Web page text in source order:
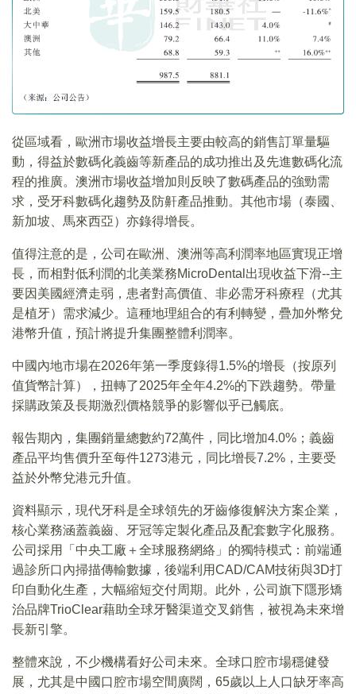
從區域看，歐洲市場收益增長主要由較高的銷售訂單量驅
動，得益於數碼化義齒等新產品的成功推出及先進數碼化流
程的推廣。澳洲市場收益增加則反映了數碼產品的強勁需
求，受牙科數碼化趨勢及防鼾產品推動。其他市場（泰國、
新加坡、馬來西亞）亦錄得增長。
值得注意的是，公司在歐洲、澳洲等高利潤率地區實現正增
長，而相對低利潤的北美業務MicroDental出現收益下滑--主
要因美國經濟走弱，患者對高價值、非必需牙科療程（尤其
是植牙）需求減少。這種地理組合的有利轉變，疊加外幣兌
港幣升值，預計將提升集團整體利潤率。
中國內地市場在2026年第一季度錄得1.5%的增長（按原列
值貨幣計算），扭轉了2025年全年4.2%的下跌趨勢。帶量
採購政策及長期激烈價格競爭的影響似乎已觸底。
報告期內，集團銷量總數約72萬件，同比增加4.0%；義齒
產品平均售價升至每件1273港元，同比增長7.2%，主要受
益於外幣兌港元升值。
資料顯示，現代牙科是全球領先的牙齒修復解決方案企業，
核心業務涵蓋義齒、牙冠等定製化產品及配套數字化服務。
公司採用「中央工廠＋全球服務網絡」的獨特模式：前端通
過診所口內掃描傳輸數據，後端利用CAD/CAM技術與3D打
印自動化生產，大幅縮短交付周期。此外，公司旗下隱形矯
治品牌TrioClear藉助全球牙醫渠道交叉銷售，被視為未來增
長新引擎。
整體來說，不少機構看好公司未來。全球口腔市場穩健發
展，尤其是中國口腔市場空間廣闊，65歲以上人口缺牙率高